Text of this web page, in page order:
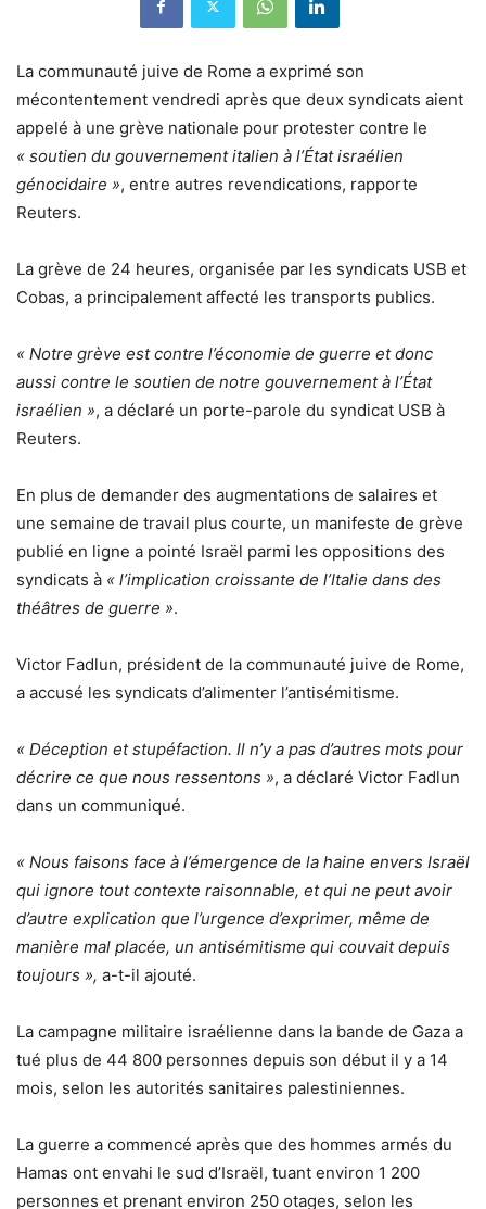
La communauté juive de Rome a exprimé son
mécontentement vendredi après que deux syndicats aient
appelé à une grève nationale pour protester contre le
« soutien du gouvernement italien à l’État israélien
génocidaire », entre autres revendications, rapporte
Reuters.
La grève de 24 heures, organisée par les syndicats USB et
Cobas, a principalement affecté les transports publics.
« Notre grève est contre l’économie de guerre et donc
aussi contre le soutien de notre gouvernement à l’État
israélien », a déclaré un porte-parole du syndicat USB à
Reuters.
En plus de demander des augmentations de salaires et
une semaine de travail plus courte, un manifeste de grève
publié en ligne a pointé Israël parmi les oppositions des
syndicats à « l’implication croissante de l’Italie dans des
théâtres de guerre ».
Victor Fadlun, président de la communauté juive de Rome,
a accusé les syndicats d’alimenter l’antisémitisme.
« Déception et stupéfaction. Il n’y a pas d’autres mots pour
décrire ce que nous ressentons », a déclaré Victor Fadlun
dans un communiqué.
« Nous faisons face à l’émergence de la haine envers Israël
qui ignore tout contexte raisonnable, et qui ne peut avoir
d’autre explication que l’urgence d’exprimer, même de
manière mal placée, un antisémitisme qui couvait depuis
toujours », a-t-il ajouté.
La campagne militaire israélienne dans la bande de Gaza a
tué plus de 44 800 personnes depuis son début il y a 14
mois, selon les autorités sanitaires palestiniennes.
La guerre a commencé après que des hommes armés du
Hamas ont envahi le sud d’Israël, tuant environ 1 200
personnes et prenant environ 250 otages, selon les